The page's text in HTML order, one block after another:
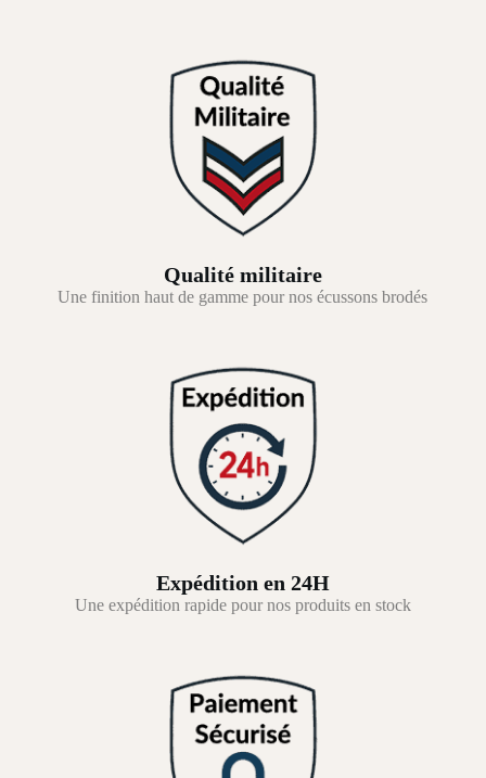
Qualité militaire
Une finition haut de gamme pour nos écussons brodés
Expédition en 24H
Une expédition rapide pour nos produits en stock